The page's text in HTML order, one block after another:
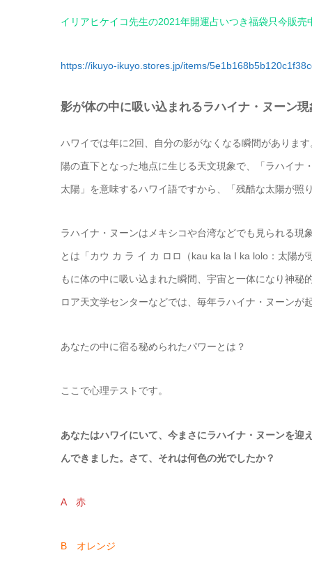
イリアヒケイコ先生の2021年開運占いつき福袋只今販売
https://ikuyo-ikuyo.stores.jp/items/
影が体の中に吸い込まれるラハイナ・ヌーン現
ハワイでは年に2回、自分の影がなくなる瞬間がありま
陽の直下となった地点に生じる天文現象で、「ラハイ
太陽」を意味するハワイ語ですから、「残酷な太陽が照
ラハイナ・ヌーンはメキシコや台湾などでも見られる
とは「カウ カ ラ イ カ ロロ（kau ka la I ka lolo：太陽
もに体の中に吸い込まれた瞬間、宇宙と一体になり神
ロア天文学センターなどでは、毎年ラハイナ・ヌーンが
あなたの中に宿る秘められたパワーとは？
ここで心理テストです。
あなたはハワイにいて、今まさにラハイナ・ヌーンを
んできました。さて、それは何色の光でしたか？
A 赤
B オレンジ